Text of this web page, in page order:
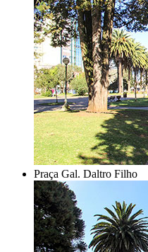
Praça Gal. Daltro Filho